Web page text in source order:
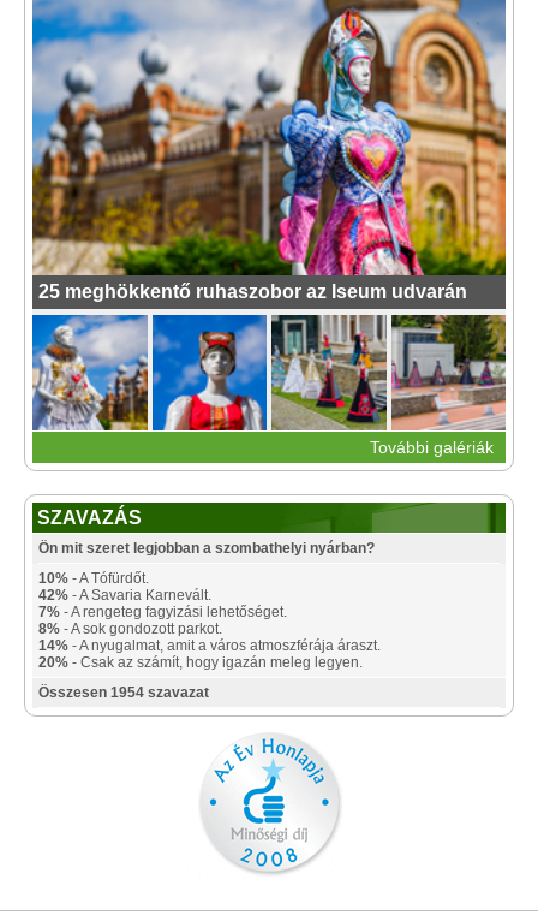
25 meghökkentő ruhaszobor az Iseum udvarán
További galériák
SZAVAZÁS
Ön mit szeret legjobban a szombathelyi nyárban?
10% - A Tófürdőt.
42% - A Savaria Karnevált.
7% - A rengeteg fagyizási lehetőséget.
8% - A sok gondozott parkot.
14% - A nyugalmat, amit a város atmoszférája áraszt.
20% - Csak az számít, hogy igazán meleg legyen.
Összesen 1954 szavazat